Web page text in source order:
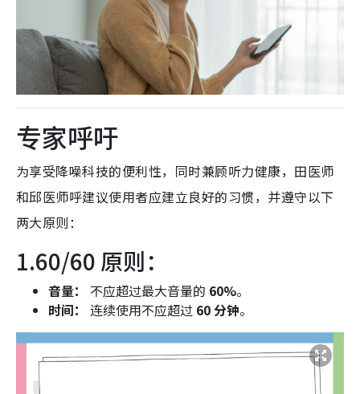
专家呼吁
为享受降噪科技的便利性，同时兼顾听力健康，田医师
和邱医师呼建议使用者应建立良好的习惯，并遵守以下
两大原则：
1.60/60 原则：
音量： 不应超过最大音量的 60%。
时间：
连续使用不应超过 60 分钟。